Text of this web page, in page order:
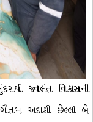
જ્વલંત વિકાસની
ગૌતમ અદાણી છેલ્લાં બે